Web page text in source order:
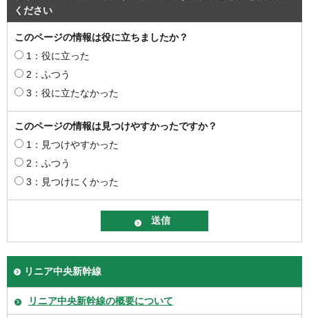
ください
このページの情報は役に立ちましたか？
1：役に立った
2：ふつう
3：役に立たなかった
このページの情報は見つけやすかったですか？
1：見つけやすかった
2：ふつう
3：見つけにくかった
リニア中央新幹線
リニア中央新幹線の概要について